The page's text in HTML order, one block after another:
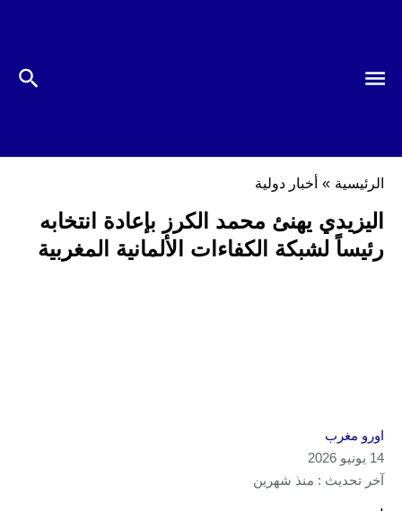
الرئيسية » أخبار دولية
اليزيدي يهنئ محمد الكرز بإعادة انتخابه
رئيساً لشبكة الكفاءات الألمانية المغربية
اورو مغرب
14 يونيو 2026
آخر تحديث : منذ شهرين